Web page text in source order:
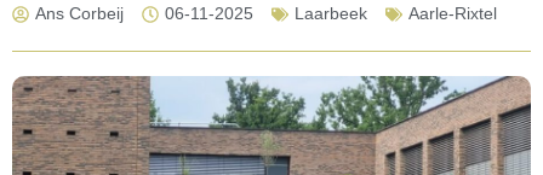
Ans Corbeij 06-11-2025 Laarbeek Aarle-Rixtel